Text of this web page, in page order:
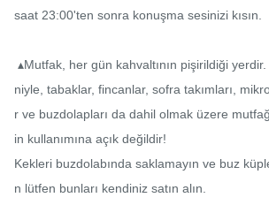
saat 23:00'ten sonra konuşma sesinizi kısın.
niyle, tabaklar, fincanlar, sofra takımları,
r ve buzdolapları da dahil olmak üzere
in kullanımına açık değildir!
Kekleri buzdolabında saklamayın ve buz
n lütfen bunları kendiniz satın alın.